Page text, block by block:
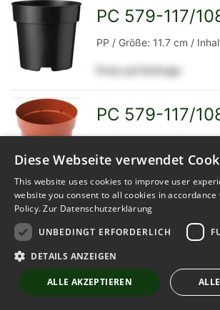
Detailseite
Detailseite
PC 579-117/
PP / Größe: 11.7 cm /
Preis auf Anfrage
Detailseite
PC 579-117/
Preis auf Anfrage
zur
Pot 10 cm 5°
PP / Größe: 10 cm / Inhalt:
Preis auf Anfrage
Diese Webseite verwendet
This website uses cookies to improve user
website you consent to all cookies in accordance
Policy.Zur Datenschutzerklärung
UNBEDINGT ERFORDERLICH
DETAILS ANZEIGEN
ALLE AKZEPTIEREN